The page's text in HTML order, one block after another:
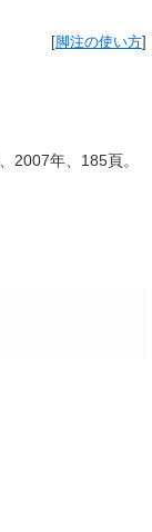
脚注の使い方
2007年、185頁。